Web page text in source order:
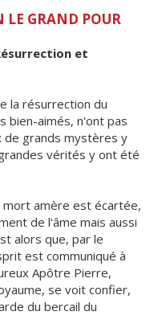
LE GRAND POUR
et
la résurrection du
bien-aimés, n'ont pas
de grands mystères y
vérités y ont été
mort amère est écartée,
de l'âme mais aussi
alors que, par le
est communiqué à
Apôtre Pierre,
se voit confier,
du bercail du